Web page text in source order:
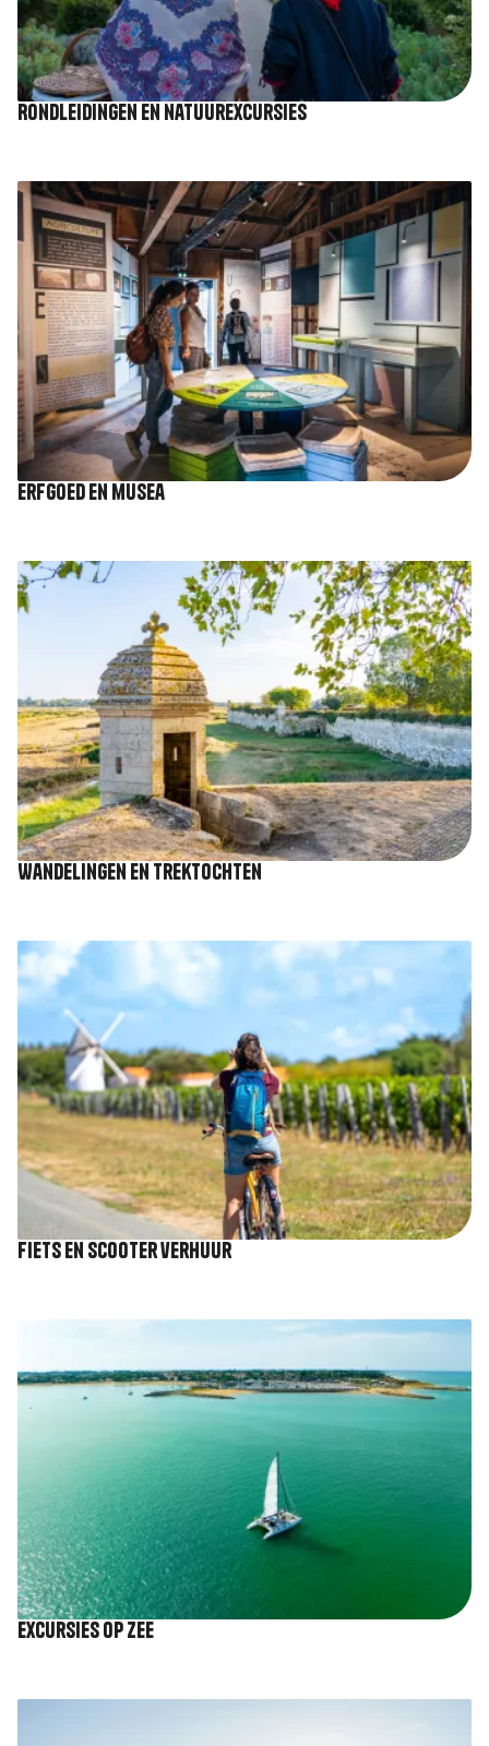
Rondleidingen en natuurexcursies
Afbeelding
Erfgoed en musea
Afbeelding
Wandelingen en trektochten
Afbeelding
Fiets en scooter verhuur
Excursies op zee
Afbeelding